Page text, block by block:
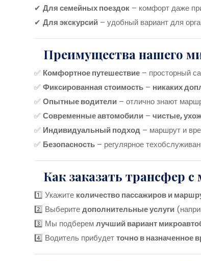
✔ Для семейных поездок – комфорт даже
✔ Для экскурсий – удобный вариант для
Преимущества нашего
✅ Комфортное путешествие – просторный
✅Фиксированная стоимость – никаких
✅Опытные водители – отлично знают
✅Современные автомобили – чистые,
✅ Индивидуальный подход – маршрут и
✅ Безопасность – регулярное
Как заказать трансфер
1️⃣ Укажите количество пассажиров и
2️⃣ Выберитедополнительные услуги
3️⃣ Мы подберемлучший вариант
4️⃣ Водитель прибудетточно в назначенное